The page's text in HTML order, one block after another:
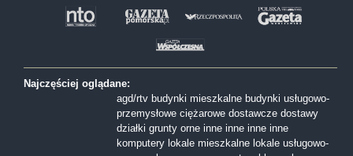
Najczęściej oglądane:
agd/rtv budynki mieszkalne budynki usługowo-
przemysłowe ciężarowe dostawcze dostawy
działki grunty orne inne inne inne inne
komputery lokale mieszkalne lokale usługowo-